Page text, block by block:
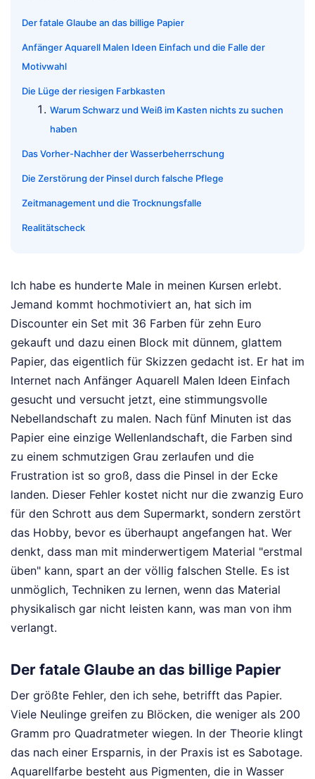
Der fatale Glaube an das billige Papier
Anfänger Aquarell Malen Ideen Einfach und die Falle der
Motivwahl
Die Lüge der riesigen Farbkasten
Warum Schwarz und Weiß im Kasten nichts zu suchen
haben
Das Vorher-Nachher der Wasserbeherrschung
Die Zerstörung der Pinsel durch falsche Pflege
Zeitmanagement und die Trocknungsfalle
Realitätscheck
Ich habe es hunderte Male in meinen Kursen erlebt.
Jemand kommt hochmotiviert an, hat sich im
Discounter ein Set mit 36 Farben für zehn Euro
gekauft und dazu einen Block mit dünnem, glattem
Papier, das eigentlich für Skizzen gedacht ist. Er hat im
Internet nach Anfänger Aquarell Malen Ideen Einfach
gesucht und versucht jetzt, eine stimmungsvolle
Nebellandschaft zu malen. Nach fünf Minuten ist das
Papier eine einzige Wellenlandschaft, die Farben sind
zu einem schmutzigen Grau zerlaufen und die
Frustration ist so groß, dass die Pinsel in der Ecke
landen. Dieser Fehler kostet nicht nur die zwanzig Euro
für den Schrott aus dem Supermarkt, sondern zerstört
das Hobby, bevor es überhaupt angefangen hat. Wer
denkt, dass man mit minderwertigem Material "erstmal
üben" kann, spart an der völlig falschen Stelle. Es ist
unmöglich, Techniken zu lernen, wenn das Material
physikalisch gar nicht leisten kann, was man von ihm
verlangt.
Der fatale Glaube an das billige Papier
Der größte Fehler, den ich sehe, betrifft das Papier.
Viele Neulinge greifen zu Blöcken, die weniger als 200
Gramm pro Quadratmeter wiegen. In der Theorie klingt
das nach einer Ersparnis, in der Praxis ist es Sabotage.
Aquarellfarbe besteht aus Pigmenten, die in Wasser